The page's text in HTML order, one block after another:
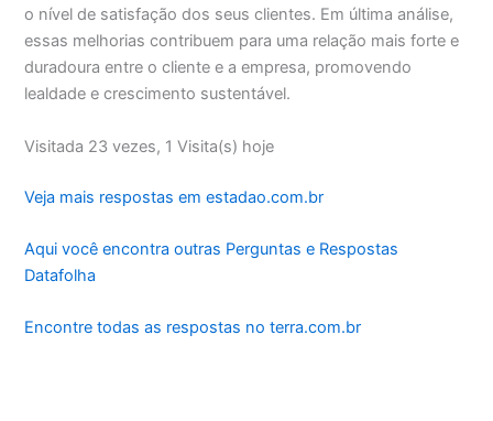
o nível de satisfação dos seus clientes. Em última análise,
essas melhorias contribuem para uma relação mais forte e
duradoura entre o cliente e a empresa, promovendo
lealdade e crescimento sustentável.
Visitada 23 vezes, 1 Visita(s) hoje
Veja mais respostas em estadao.com.br
Aqui você encontra outras Perguntas e Respostas
Datafolha
Encontre todas as respostas no terra.com.br